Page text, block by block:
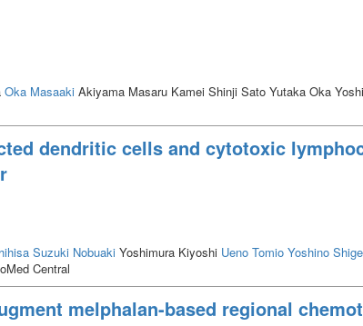
Oka Masaaki Akiyama Masaru Kamei Shinji Sato Yutaka Oka
dendritic cells and cytotoxic
Suzuki Nobuaki Yoshimura Kiyoshi Ueno Tomio Yoshino
Central
melphalan-based regional